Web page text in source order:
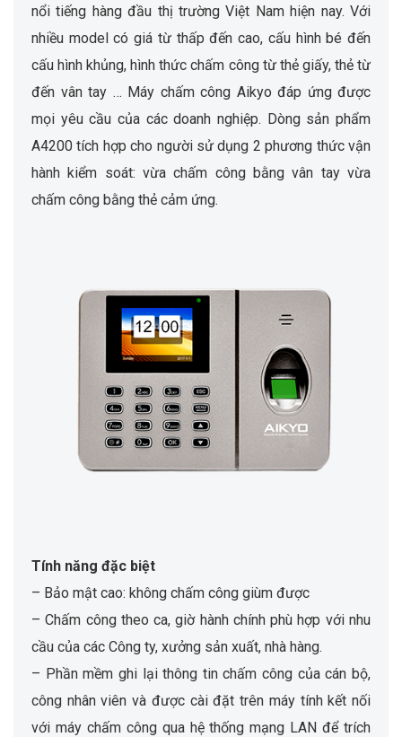
nổi tiếng hàng đầu thị trường Việt Nam hiện nay. Với
nhiều model có giá từ thấp đến cao, cấu hình bé đến
cấu hình khủng, hình thức chấm công từ thẻ giấy, thẻ từ
đến vân tay … Máy chấm công Aikyo đáp ứng được
mọi yêu cầu của các doanh nghiệp. Dòng sản phẩm
A4200 tích hợp cho người sử dụng 2 phương thức vận
hành kiểm soát: vừa chấm công bằng vân tay vừa
chấm công bằng thẻ cảm ứng.
Tính năng đặc biệt
– Bảo mật cao: không chấm công giùm được
– Chấm công theo ca, giờ hành chính phù hợp với nhu
cầu của các Công ty, xưởng sản xuất, nhà hàng.
– Phần mềm ghi lại thông tin chấm công của cán bộ,
công nhân viên và được cài đặt trên máy tính kết nối
với máy chấm công qua hệ thống mạng LAN để trích